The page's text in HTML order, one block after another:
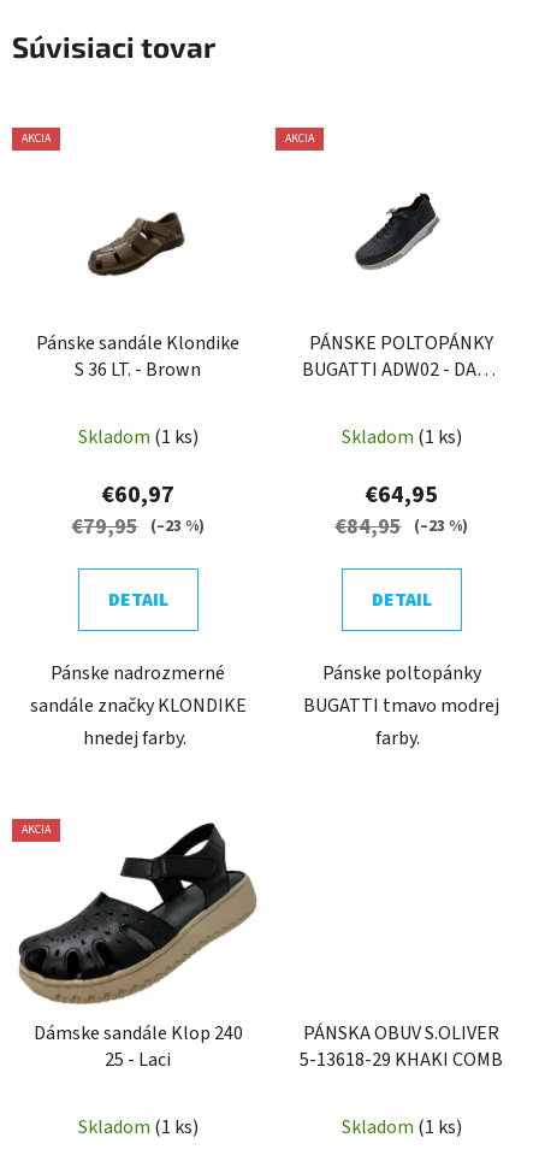
Súvisiaci tovar
AKCIA
Pánske sandále Klondike
S 36 LT. - Brown
Skladom (1 ks)
€60,97
€79,95 (–23 %)
DETAIL
Pánske nadrozmerné
sandále značky KLONDIKE
hnedej farby.
AKCIA
PÁNSKE POLTOPÁNKY
BUGATTI ADW02 - DARK
Skladom (1 ks)
€64,95
€84,95 (–23 %)
DETAIL
Pánske poltopánky
BUGATTI tmavo modrej
farby.
AKCIA
Dámske sandále Klop 240
25 - Laci
Skladom (1 ks)
PÁNSKA OBUV S.OLIVER
5-13618-29 KHAKI COMB
Skladom (1 ks)